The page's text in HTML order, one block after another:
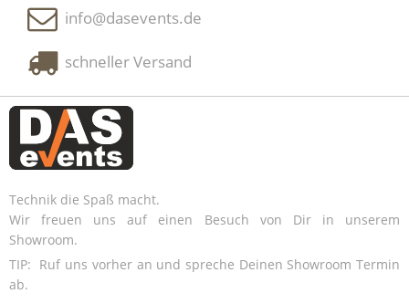
info@dasevents.de
schneller Versand
Technik die Spaß macht.
Wir freuen uns auf einen Besuch von Dir in unserem
Showroom.
TIP: Ruf uns vorher an und spreche Deinen Showroom Termin
ab.